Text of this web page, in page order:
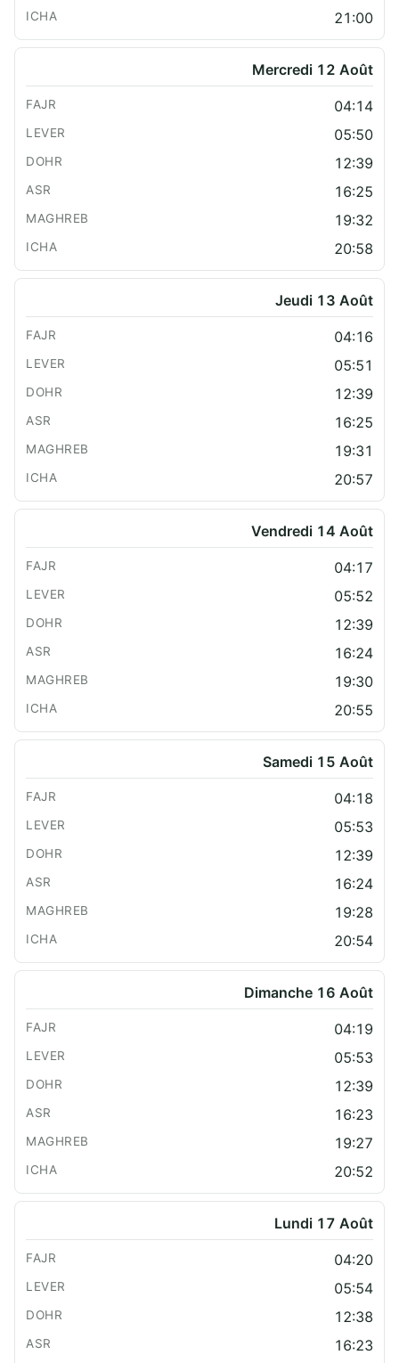
21:00
Mercredi 12 Août
04:14
05:50
12:39
16:25
19:32
20:58
Jeudi 13 Août
04:16
05:51
12:39
16:25
19:31
20:57
Vendredi 14 Août
04:17
05:52
12:39
16:24
19:30
20:55
Samedi 15 Août
04:18
05:53
12:39
16:24
19:28
20:54
Dimanche 16 Août
04:19
05:53
12:39
16:23
19:27
20:52
Lundi 17 Août
04:20
05:54
12:38
16:23